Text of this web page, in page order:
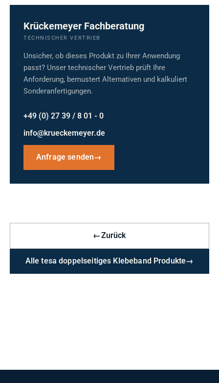
Krückemeyer Fachberatung
TECHNISCHER VERTRIEB
Unsicher, ob dieses Produkt zu Ihrer Anwendung
passt? Unser technischer Vertrieb prüft Ihre
Anforderung, bemustert Alternativen und kalkuliert
Sonderanfertigungen.
+49 (0) 27 39 / 8 01 - 0
info@krueckemeyer.de
Anfrage senden→
←Zurück
Alle tesa doppelseitiges Klebeband Produkte→